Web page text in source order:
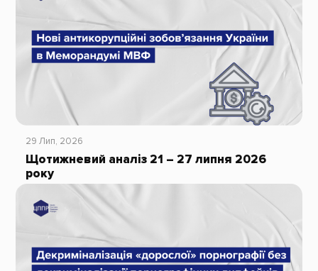
29 Лип, 2026
Щотижневий аналіз 21 – 27 липня 2026
року